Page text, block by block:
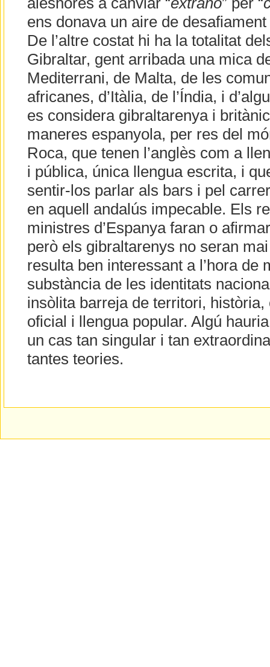
ens donava un aire de
De l’altre costat hi ha la totalitat
Gibraltar, gent arribada una mica
Mediterrani, de Malta, de les
africanes, d’Itàlia, de l’Índia, i
es considera gibraltarenya i
maneres espanyola, per res del
Roca, que tenen l’anglès com a
i pública, única llengua escrita, i
sentir-los parlar als bars i pel
en aquell andalús impecable. Els
ministres d’Espanya faran o
però els gibraltarenys no seran
resulta ben interessant a l’hora de
substància de les identitats
insòlita barreja de territori,
oficial i llengua popular. Algú
un cas tan singular i tan
tantes teories.